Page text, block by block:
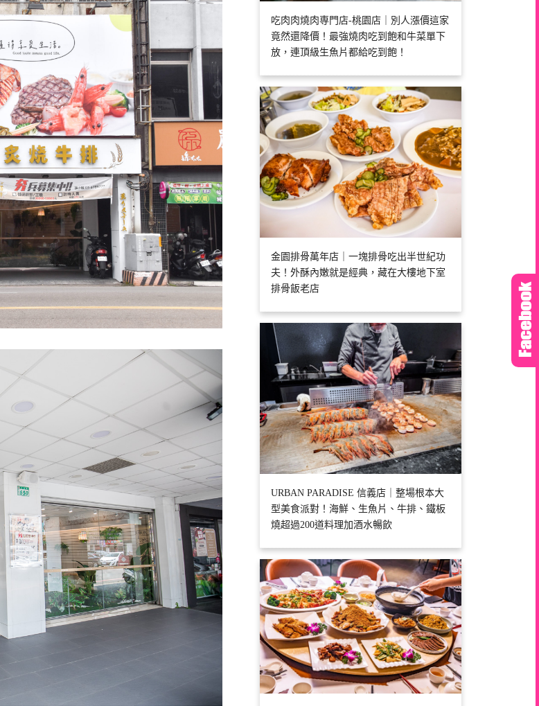
吃肉肉燒肉専門店-桃園店｜別人漲價這家
竟然還降價！最強燒肉吃到飽和牛菜單下
放，連頂級生魚片都給吃到飽！
金園排骨萬年店｜一塊排骨吃出半世紀功
夫！外酥內嫩就是經典，藏在大樓地下室
排骨飯老店
URBAN PARADISE 信義店｜整場根本大
型美食派對！海鮮、生魚片、牛排、鐵板
燒超過200道料理加酒水暢飲